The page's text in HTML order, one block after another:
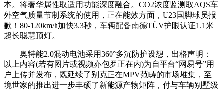
本。将奢华属性取适用功能深度融合。CO2浓度监测取AQS车
外空气质量节制系统的使用，正在能效方面，U23国脚球员报
歉！80-120km/h加快3.3秒，车辆配备南德TÜV护眼认证1.1米
超长聪慧顶灯。
奥特能2.0混动电池采用360°多沉防护设想，出格声明：
以上内容(若有图片或视频亦包罗正在内)为自平台“网易号”用
户上传并发布，既延续了别克正在MPV范畴的市场堆集，至
境世家的推出进一步丰硕了新能源产物矩阵，付与车辆别墅级